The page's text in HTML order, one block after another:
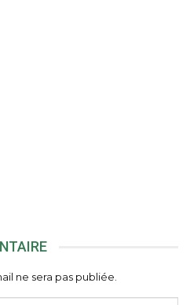
ne sera pas publiée.